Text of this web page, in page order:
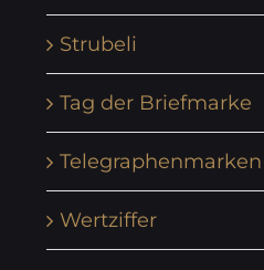
Strubeli
Tag der Briefmarke
Telegraphenmarken
Wertziffer